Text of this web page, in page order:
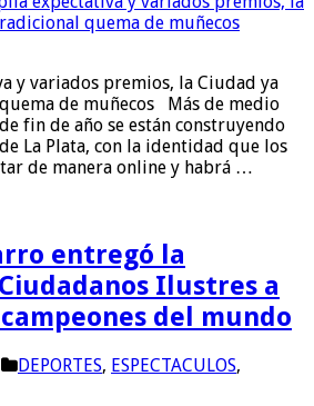
y variados premios, la Ciudad ya
de muñecos Más de medio
fin de año se están construyendo
La Plata, con la identidad que los
de manera online y habrá …
entregó la
Ilustres a
del mundo
DEPORTES, ESPECTACULOS,